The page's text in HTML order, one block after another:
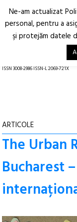
Arhitectură.
Oraș.
ISSN 3008-2986 ISSN-L 2069-721X
ARTICOLE
The Urban
Bucharest
Ne-am actualizat
personal, pentru a
şi protejăm datele